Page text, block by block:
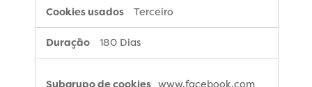
Terceiro
180 Dias